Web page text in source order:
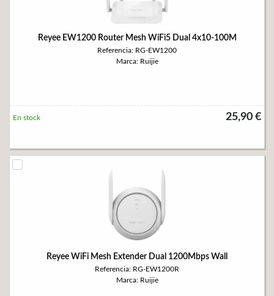
Reyee EW1200 Router Mesh WiFi5 Dual 4x10-100M
Referencia: RG-EW1200
Marca: Ruijie
25,90 €
En stock
Reyee WiFi Mesh Extender Dual 1200Mbps Wall
Referencia: RG-EW1200R
Marca: Ruijie